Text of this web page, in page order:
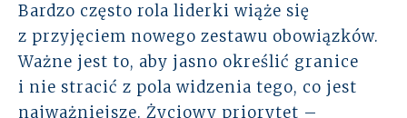
Bardzo często rola liderki wiąże się
z przyjęciem nowego zestawu obowiązków.
Ważne jest to, aby jasno określić granice
i nie stracić z pola widzenia tego, co jest
najważniejsze. Życiowy priorytet –